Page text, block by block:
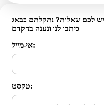
כיתבו לנו ונענה בהקדם
אי-מייל:
טקסט: